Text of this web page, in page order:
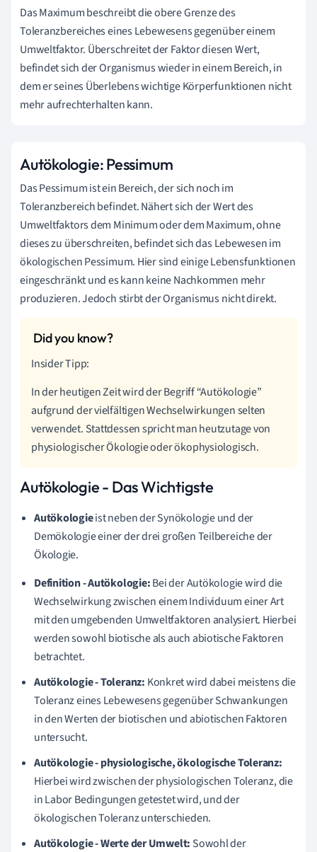
Das Maximum beschreibt die obere Grenze des
Toleranzbereiches eines Lebewesens gegenüber einem
Umweltfaktor. Überschreitet der Faktor diesen Wert,
befindet sich der Organismus wieder in einem Bereich, in
dem er seines Überlebens wichtige Körperfunktionen nicht
mehr aufrechterhalten kann.
Autökologie: Pessimum
Das Pessimum ist ein Bereich, der sich noch im
Toleranzbereich befindet. Nähert sich der Wert des
Umweltfaktors dem Minimum oder dem Maximum, ohne
dieses zu überschreiten, befindet sich das Lebewesen im
ökologischen Pessimum. Hier sind einige Lebensfunktionen
eingeschränkt und es kann keine Nachkommen mehr
produzieren. Jedoch stirbt der Organismus nicht direkt.
Insider Tipp:
In der heutigen Zeit wird der Begriff “Autökologie”
aufgrund der vielfältigen Wechselwirkungen selten
verwendet. Stattdessen spricht man heutzutage von
physiologischer Ökologie oder ökophysiologisch.
Autökologie - Das Wichtigste
Autökologieist neben der Synökologie und der
Demökologie einer der drei großen Teilbereiche der
Ökologie.
Definition - Autökologie:Bei der Autökologie wird die
Wechselwirkung zwischen einem Individuum einer Art
mit den umgebenden Umweltfaktoren analysiert. Hierbei
werden sowohl biotische als auch abiotische Faktoren
betrachtet.
Autökologie - Toleranz: Konkret wird dabei meistens die
Toleranz eines Lebewesens gegenüber Schwankungen
in den Werten der biotischen und abiotischen Faktoren
untersucht.
Autökologie - physiologische, ökologische Toleranz:
Hierbei wird zwischen der physiologischen Toleranz, die
in Labor Bedingungen getestet wird, und der
ökologischen Toleranz unterschieden.
Autökologie - Werte der Umwelt: Sowohl der